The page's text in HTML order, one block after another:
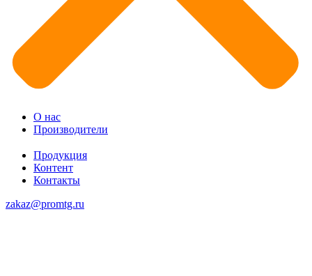
О нас
Производители
Продукция
Контент
Контакты
zakaz@promtg.ru